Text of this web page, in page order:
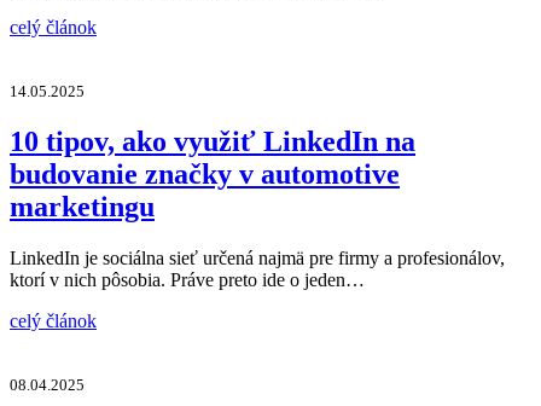
celý článok
14.05.2025
10 tipov, ako využiť LinkedIn na
budovanie značky v automotive
marketingu
LinkedIn je sociálna sieť určená najmä pre firmy a profesionálov,
ktorí v nich pôsobia. Práve preto ide o jeden…
celý článok
08.04.2025